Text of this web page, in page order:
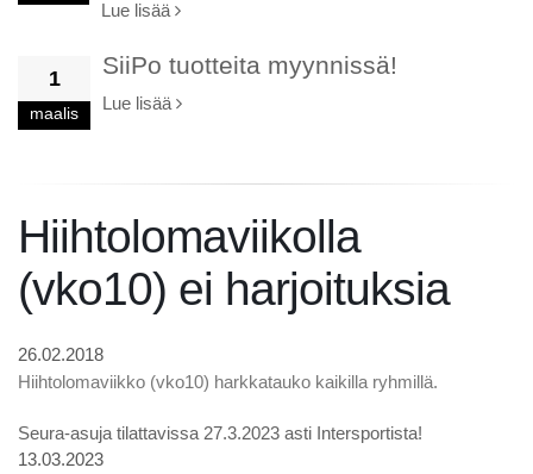
Lue lisää
1
maalis
SiiPo tuotteita myynnissä!
Lue lisää
Hiihtolomaviikolla
(vko10) ei harjoituksia
26.02.2018
Hiihtolomaviikko (vko10) harkkatauko kaikilla ryhmillä.
Seura-asuja tilattavissa 27.3.2023 asti Intersportista!
13.03.2023